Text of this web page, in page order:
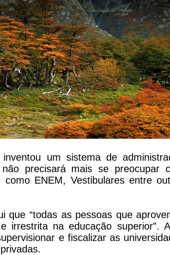
um sistema de
precisará mais se preocupar
ENEM, Vestibulares entre
que “todas as pessoas que
irrestrita na educação superior”.
e fiscalizar as